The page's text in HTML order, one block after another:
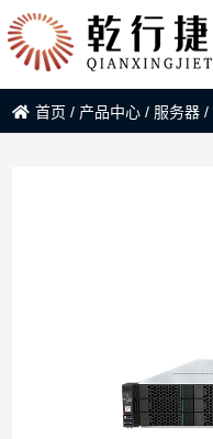
首页 / 产品中心 / 服务器 /